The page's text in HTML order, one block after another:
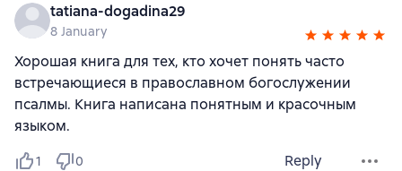
tatiana-dogadina29
8 January
Хорошая книга для тех, кто хочет понять часто
встречающиеся в православном богослужении
псалмы. Книга написана понятным и красочным
языком.
1 0 Reply